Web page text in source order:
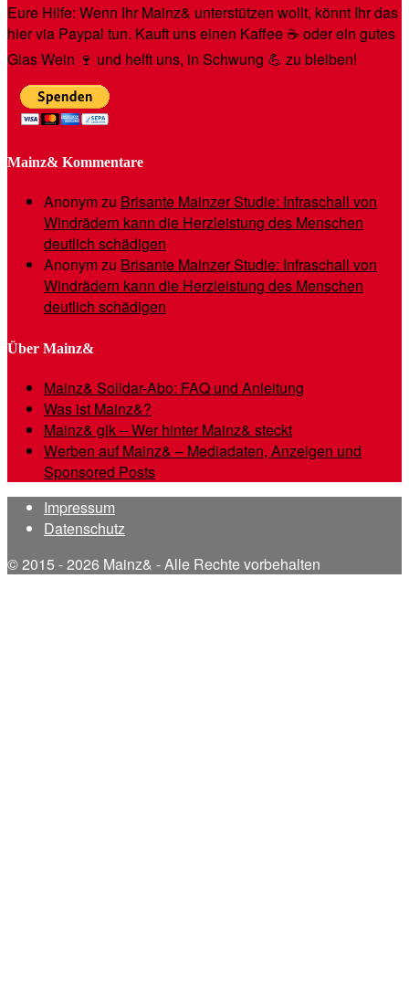
Eure Hilfe: Wenn Ihr Mainz& unterstützen wollt, könnt Ihr das
hier via Paypal tun. Kauft uns einen Kaffee ☕️ oder ein gutes
Glas Wein 🍷 und helft uns, in Schwung 💪 zu bleiben!
Mainz& Kommentare
Anonymzu Brisante Mainzer Studie: Infraschall von
Windrädern kann die Herzleistung des Menschen
deutlich schädigen
Anonymzu Brisante Mainzer Studie: Infraschall von
Windrädern kann die Herzleistung des Menschen
deutlich schädigen
Über Mainz&
Mainz& Solidar-Abo: FAQ und Anleitung
Was ist Mainz&?
Mainz& gik – Wer hinter Mainz& steckt
Werben auf Mainz& – Mediadaten, Anzeigen und
Sponsored Posts
Impressum
Datenschutz
© 2015 - 2026 Mainz& - Alle Rechte vorbehalten